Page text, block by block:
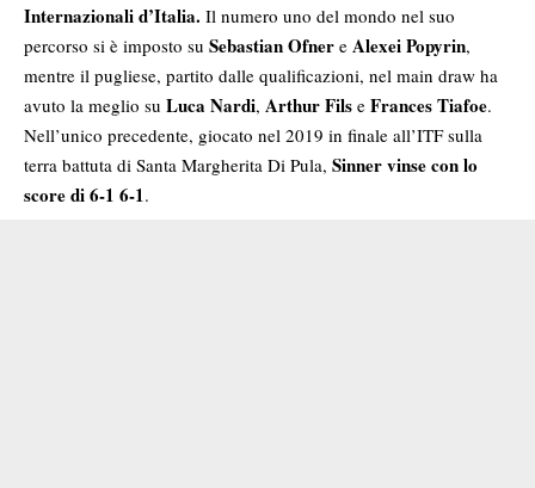
Internazionali d’Italia. Il numero uno del mondo nel suo
percorso si è imposto su Sebastian Ofner e Alexei Popyrin,
mentre il pugliese, partito dalle qualificazioni, nel main draw ha
avuto la meglio su Luca Nardi, Arthur Fils e Frances Tiafoe.
Nell’unico precedente, giocato nel 2019 in finale all’ITF sulla
terra battuta di Santa Margherita Di Pula, Sinner vinse con lo
score di 6-1 6-1.